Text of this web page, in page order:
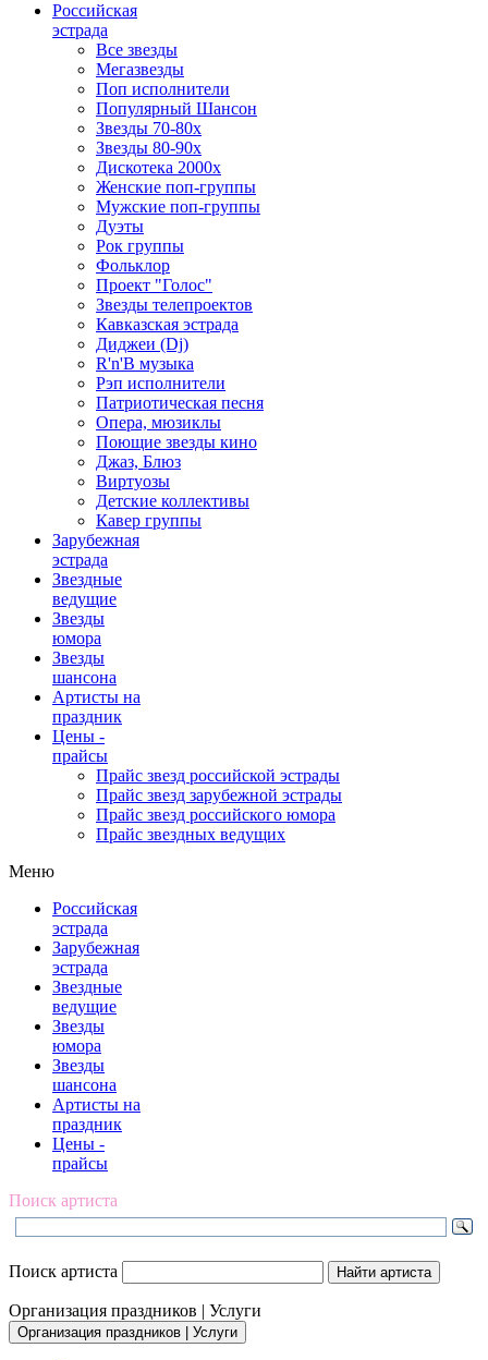
Российская
эстрада
Все звезды
Мегазвезды
Поп исполнители
Популярный Шансон
Звезды 70-80х
Звезды 80-90х
Дискотека 2000х
Женские поп-группы
Мужские поп-группы
Дуэты
Рок группы
Фольклор
Проект "Голос"
Звезды телепроектов
Кавказская эстрада
Диджеи (Dj)
R'n'B музыка
Рэп исполнители
Патриотическая песня
Опера, мюзиклы
Поющие звезды кино
Джаз, Блюз
Виртуозы
Детские коллективы
Кавер группы
Зарубежная
эстрада
Звездные
ведущие
Звезды
юмора
Звезды
шансона
Артисты на
праздник
Цены -
прайсы
Прайс звезд российской эстрады
Прайс звезд зарубежной эстрады
Прайс звезд российского юмора
Прайс звездных ведущих
Меню
Российская
эстрада
Зарубежная
эстрада
Звездные
ведущие
Звезды
юмора
Звезды
шансона
Артисты на
праздник
Цены -
прайсы
Поиск артиста
Поиск артиста
Организация праздников | Услуги
Организация праздников | Услуги